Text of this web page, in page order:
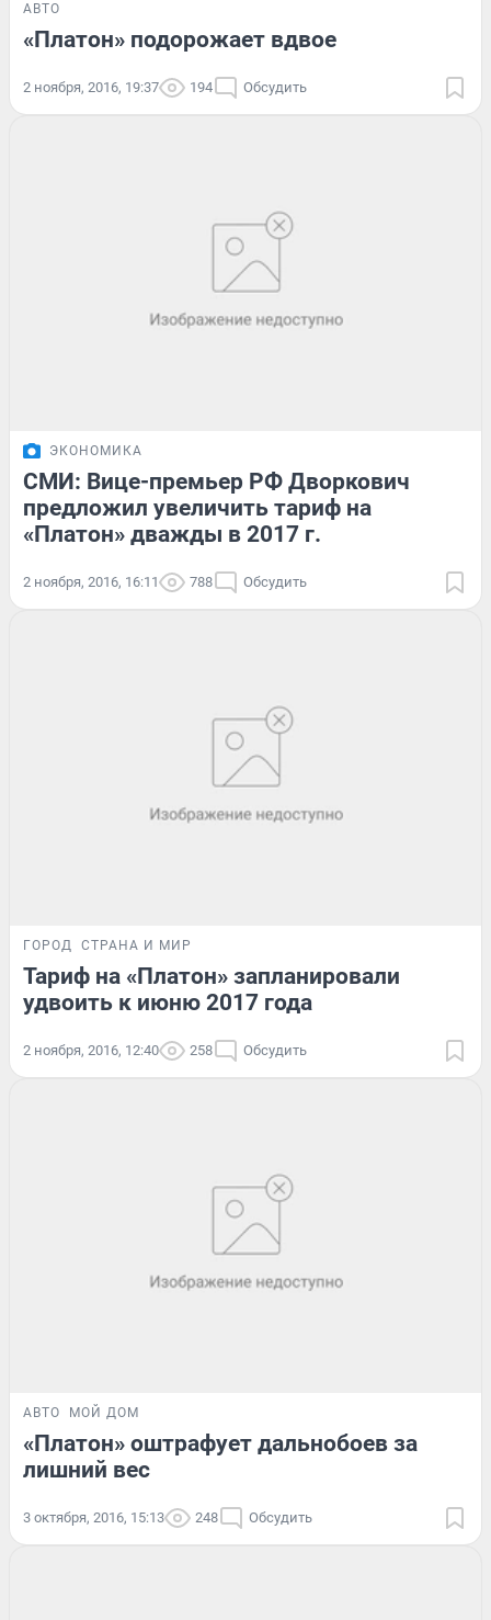
АВТО
«Платон» подорожает вдвое
2 ноября, 2016, 19:37 194 Обсудить
ЭКОНОМИКА
СМИ: Вице-премьер РФ Дворкович
предложил увеличить тариф на
«Платон» дважды в 2017 г.
2 ноября, 2016, 16:11 788 Обсудить
ГОРОД СТРАНА И МИР
Тариф на «Платон» запланировали
удвоить к июню 2017 года
2 ноября, 2016, 12:40 258 Обсудить
АВТО МОЙ ДОМ
«Платон» оштрафует дальнобоев за
лишний вес
3 октября, 2016, 15:13 248 Обсудить